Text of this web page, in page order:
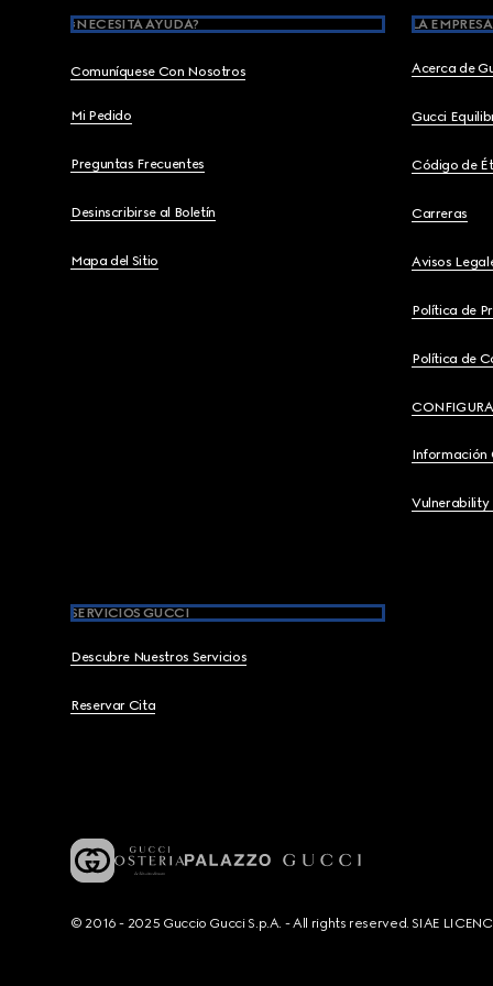
¿NECESITA AYUDA?
Comuníquese Con Nosotros
Mi Pedido
Preguntas Frecuentes
Desinscribirse al Boletín
Mapa del Sitio
LA EMPRESA
Acerca de
Gucci
Código de
Carreras
Avisos
Política de
Política de
Información
Vulnerability
SERVICIOS GUCCI
Descubre Nuestros Servicios
Reservar Cita
© 2016 - 2025 Guccio Gucci S.p.A. - All rights reserved. SIAE